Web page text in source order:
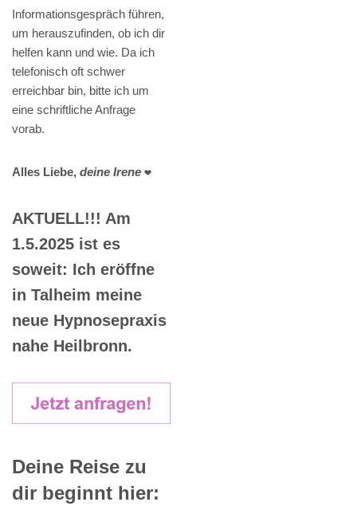
Informationsgespräch führen,
um herauszufinden, ob ich dir
helfen kann und wie. Da ich
telefonisch oft schwer
erreichbar bin, bitte ich um
eine schriftliche Anfrage
vorab.
Alles Liebe, deine Irene ❤️
AKTUELL!!! Am
1.5.2025 ist es
soweit: Ich eröffne
in Talheim meine
neue Hypnosepraxis
nahe Heilbronn.
Deine Reise zu
dir beginnt hier: